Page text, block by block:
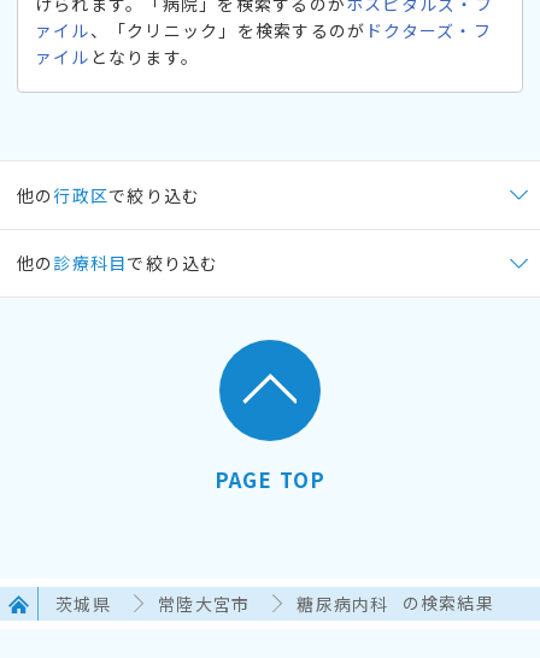
ァイル、「クリニック」を検索するのが ドクターズ・フ
ァイル となります。
他の行政区で絞り込む
他の 診療科目で絞り込む
PAGE TOP
茨城県 常陸大宮市 糖尿病内科 の検索結果